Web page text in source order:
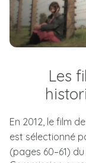
Les
En 2012, le film
est sélectionné
(pages 60–61) du